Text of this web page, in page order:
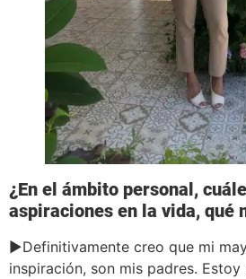
¿En el ámbito personal,
aspiraciones en la vida, qué
►Definitivamente creo que mi
inspiración, son mis padres. Estoy